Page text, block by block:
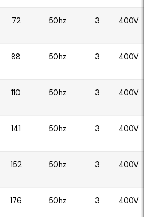
72 50hz 3 400V
88 50hz 3 400V
110 50hz 3 400V
141 50hz 3 400V
152 50hz 3 400V
176 50hz 3 400V